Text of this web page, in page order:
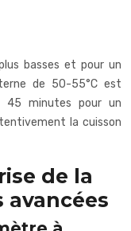
basses et pour un
de 50-55°C est
45 minutes pour un
la cuisson
de la
avancées